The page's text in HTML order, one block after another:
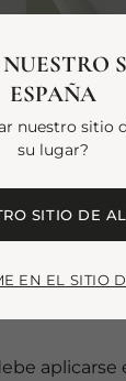
aplicarse
NUESTRO
ESPAÑA
nuestro sitio
su lugar?
SITIO DE
EN EL SITIO